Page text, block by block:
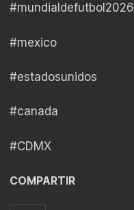
#mundialdefutbol2026
#mexico
#estadosunidos
#canada
#CDMX
COMPARTIR